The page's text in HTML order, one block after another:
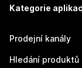
Kategorie
Prodejní kanály
Hledání produktů